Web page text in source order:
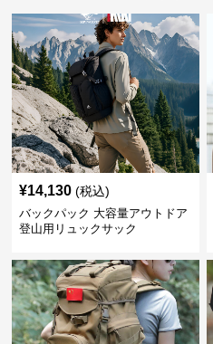
¥14,130 (税込)
バックパック 大容量アウトドア
登山用リュックサック